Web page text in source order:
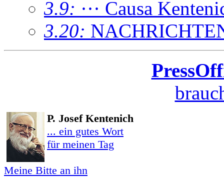
3.9: ··· Causa
3.20:
P. Josef Kentenich
... ein gutes Wort
für meinen Tag
Meine Bitte an ihn